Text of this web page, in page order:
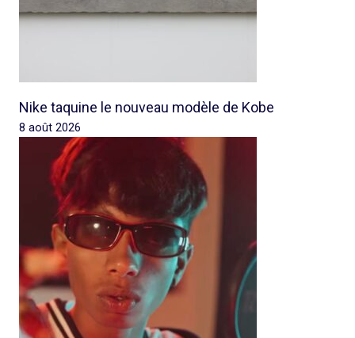
Nike taquine le nouveau modèle de Kobe
8 août 2026